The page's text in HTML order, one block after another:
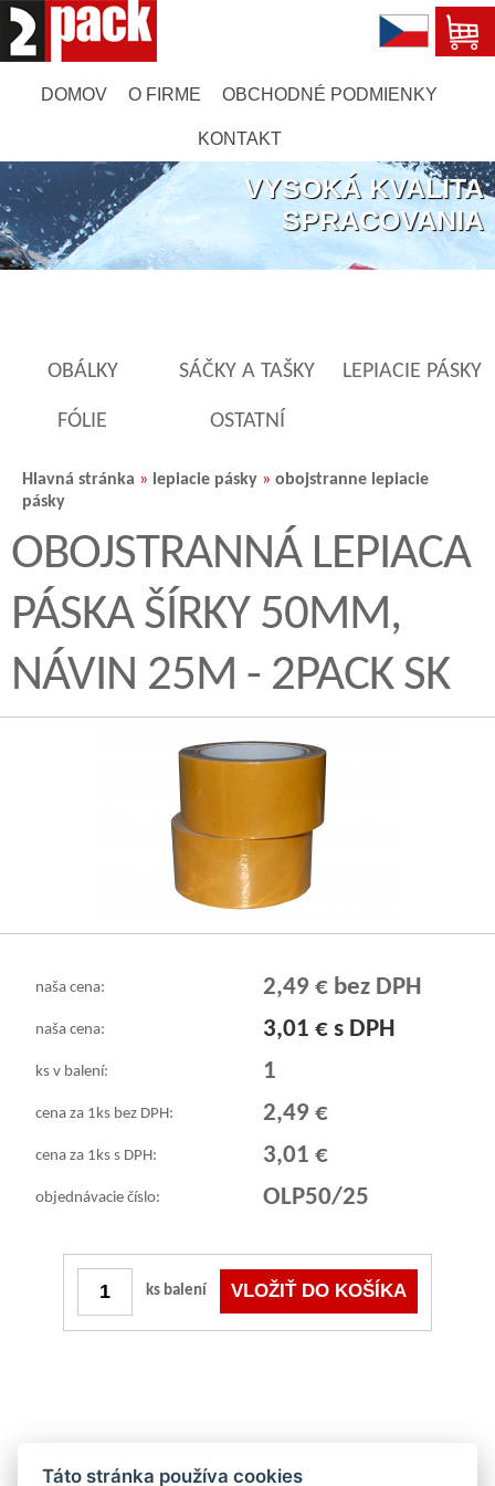
DOMOV O FIRME OBCHODNÉ PODMIENKY
KONTAKT
VYSOKÁ KVALITA
SPRACOVANIA
OBÁLKY SÁČKY A TAŠKY LEPIACIE PÁSKY
FÓLIE OSTATNÍ
Hlavná stránka » lepiacie pásky » obojstranne lepiacie
pásky
OBOJSTRANNÁ LEPIACA
PÁSKA ŠÍRKY 50MM,
NÁVIN 25M - 2PACK SK
naša cena: 2,49 € bez DPH
naša cena: 3,01 € s DPH
ks v balení: 1
cena za 1ks bez DPH: 2,49 €
cena za 1ks s DPH: 3,01 €
objednávacie číslo: OLP50/25
ks balení
Táto stránka používa cookies